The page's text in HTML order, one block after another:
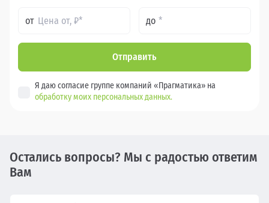
от до
Отправить
Я даю согласие группе компаний «Прагматика» на
обработку моих персональных данных.
Остались вопросы? Мы с радостью ответим
Вам